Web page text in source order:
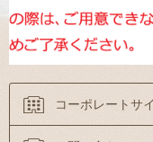
コーポレートサ